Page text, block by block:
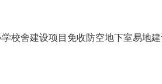
校舍建设项目免收防空地下室易地